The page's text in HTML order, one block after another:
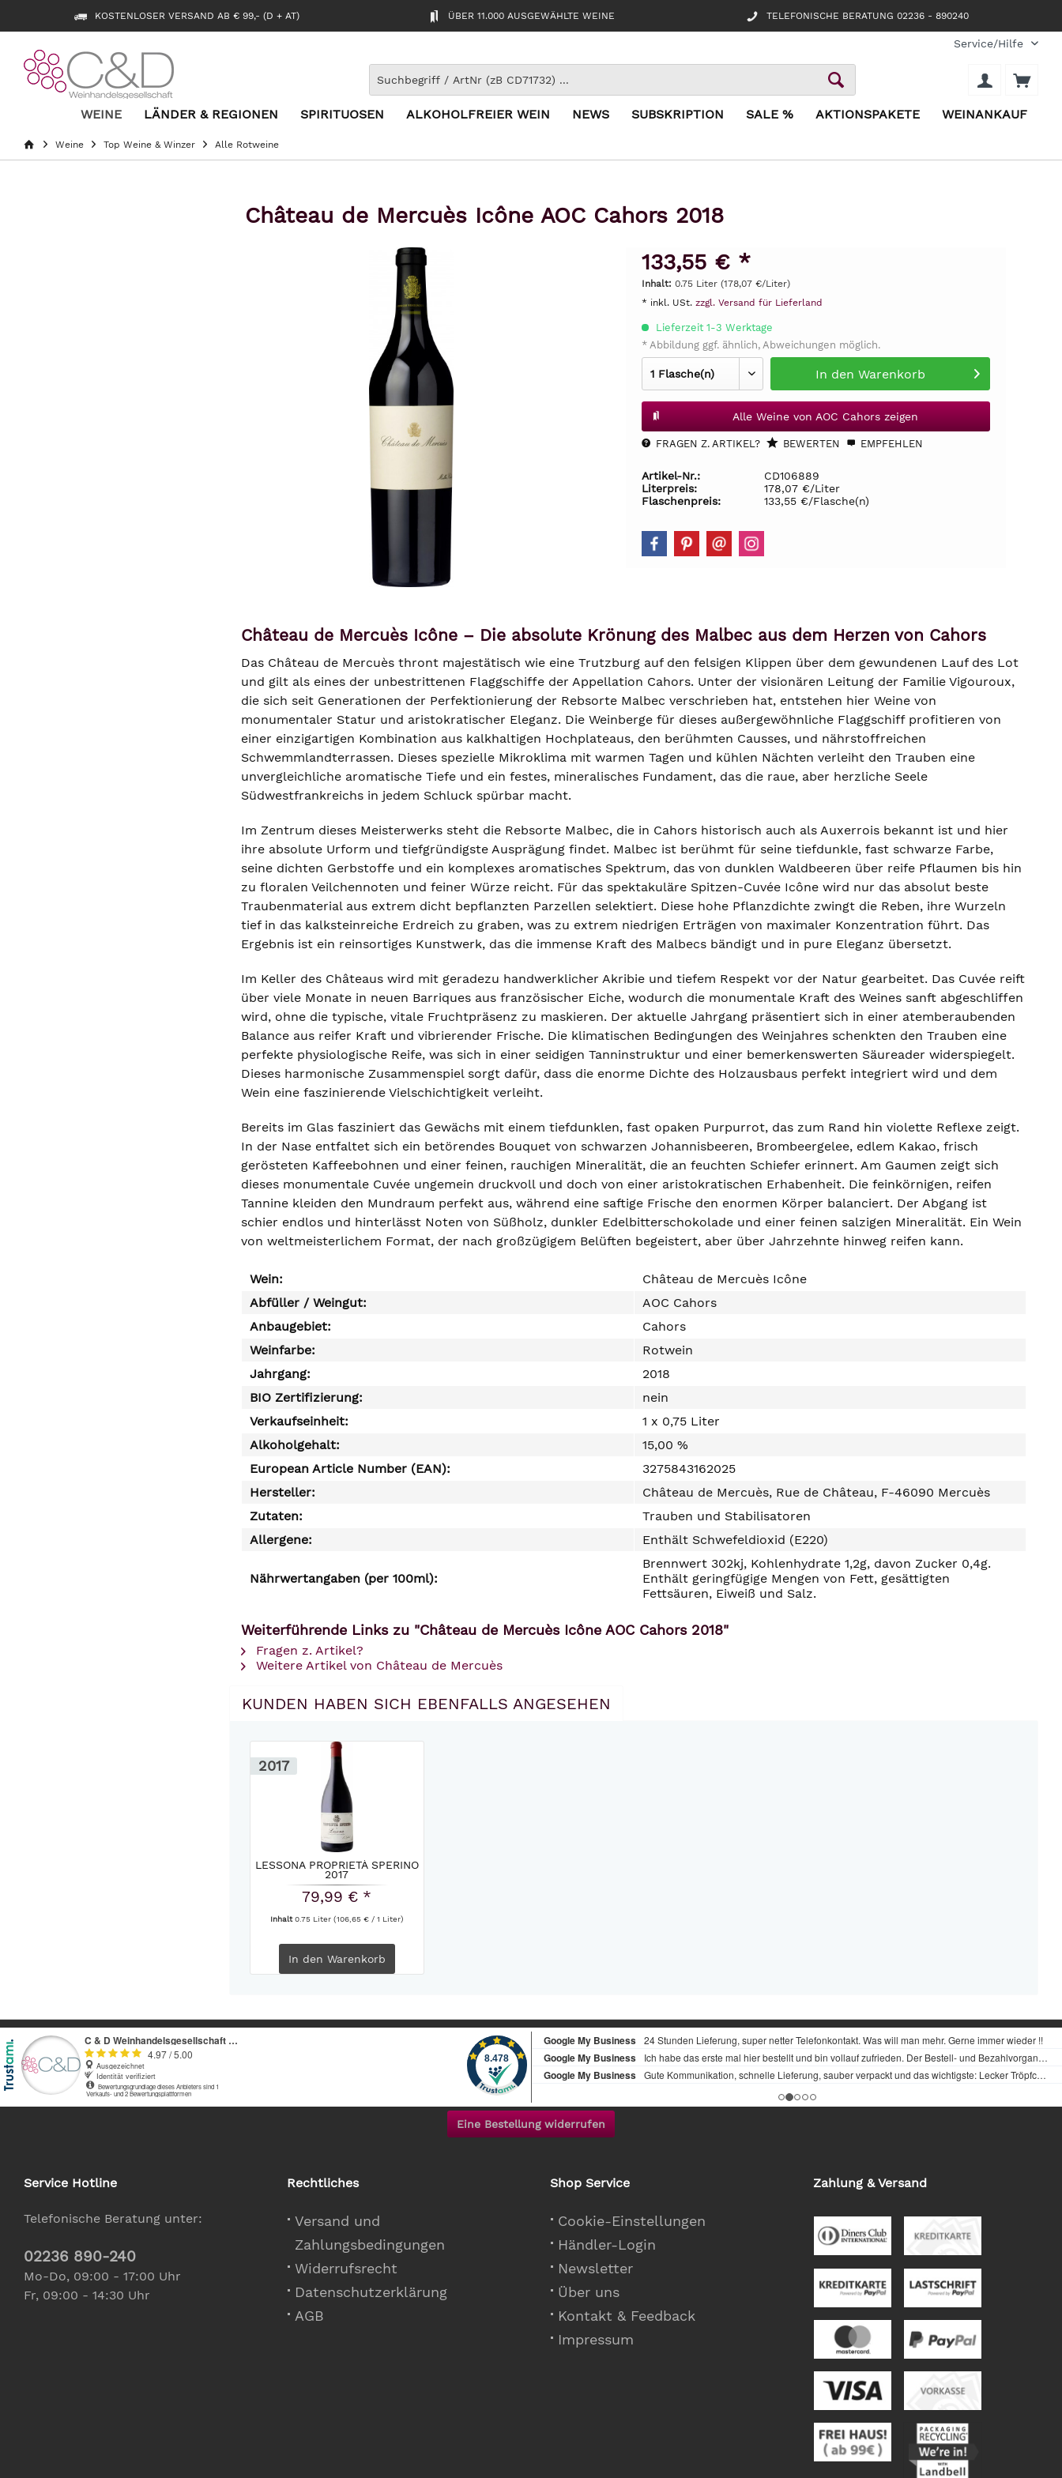
KOSTENLOSER VERSAND AB € 99,- (D + AT) ÜBER 11.000 AUSGEWÄHLTE WEINE TELEFONISCHE BERATUNG 02236 - 890240
Service/Hilfe
WEINE LÄNDER & REGIONEN SPIRITUOSEN ALKOHOLFREIER WEIN NEWS SUBSKRIPTION SALE % AKTIONSPAKETE WEINANKAUF
Weine Top Weine & Winzer Alle Rotweine
Château de Mercuès Icône AOC Cahors 2018
133,55 € *
Inhalt: 0.75 Liter (178,07 €/Liter)
* inkl. USt. zzgl. Versand für Lieferland
Lieferzeit 1-3 Werktage
* Abbildung ggf. ähnlich, Abweichungen möglich.
In den Warenkorb
Alle Weine von AOC Cahors zeigen
FRAGEN Z. ARTIKEL? BEWERTEN EMPFEHLEN
Artikel-Nr.:
CD106889
Literpreis:
178,07 €/Liter
Flaschenpreis:
133,55 €/Flasche(n)
Château de Mercuès Icône – Die absolute Krönung des Malbec aus dem Herzen von Cahors
Das Château de Mercuès thront majestätisch wie eine Trutzburg auf den felsigen Klippen über dem gewundenen Lauf des Lot
und gilt als eines der unbestrittenen Flaggschiffe der Appellation Cahors. Unter der visionären Leitung der Familie Vigouroux,
die sich seit Generationen der Perfektionierung der Rebsorte Malbec verschrieben hat, entstehen hier Weine von
monumentaler Statur und aristokratischer Eleganz. Die Weinberge für dieses außergewöhnliche Flaggschiff profitieren von
einer einzigartigen Kombination aus kalkhaltigen Hochplateaus, den berühmten Causses, und nährstoffreichen
Schwemmlandterrassen. Dieses spezielle Mikroklima mit warmen Tagen und kühlen Nächten verleiht den Trauben eine
unvergleichliche aromatische Tiefe und ein festes, mineralisches Fundament, das die raue, aber herzliche Seele
Südwestfrankreichs in jedem Schluck spürbar macht.
Im Zentrum dieses Meisterwerks steht die Rebsorte Malbec, die in Cahors historisch auch als Auxerrois bekannt ist und hier
ihre absolute Urform und tiefgründigste Ausprägung findet. Malbec ist berühmt für seine tiefdunkle, fast schwarze Farbe,
seine dichten Gerbstoffe und ein komplexes aromatisches Spektrum, das von dunklen Waldbeeren über reife Pflaumen bis hin
zu floralen Veilchennoten und feiner Würze reicht. Für das spektakuläre Spitzen-Cuvée Icône wird nur das absolut beste
Traubenmaterial aus extrem dicht bepflanzten Parzellen selektiert. Diese hohe Pflanzdichte zwingt die Reben, ihre Wurzeln
tief in das kalksteinreiche Erdreich zu graben, was zu extrem niedrigen Erträgen von maximaler Konzentration führt. Das
Ergebnis ist ein reinsortiges Kunstwerk, das die immense Kraft des Malbecs bändigt und in pure Eleganz übersetzt.
Im Keller des Châteaus wird mit geradezu handwerklicher Akribie und tiefem Respekt vor der Natur gearbeitet. Das Cuvée reift
über viele Monate in neuen Barriques aus französischer Eiche, wodurch die monumentale Kraft des Weines sanft abgeschliffen
wird, ohne die typische, vitale Fruchtpräsenz zu maskieren. Der aktuelle Jahrgang präsentiert sich in einer atemberaubenden
Balance aus reifer Kraft und vibrierender Frische. Die klimatischen Bedingungen des Weinjahres schenkten den Trauben eine
perfekte physiologische Reife, was sich in einer seidigen Tanninstruktur und einer bemerkenswerten Säureader widerspiegelt.
Dieses harmonische Zusammenspiel sorgt dafür, dass die enorme Dichte des Holzausbaus perfekt integriert wird und dem
Wein eine faszinierende Vielschichtigkeit verleiht.
Bereits im Glas fasziniert das Gewächs mit einem tiefdunklen, fast opaken Purpurrot, das zum Rand hin violette Reflexe zeigt.
In der Nase entfaltet sich ein betörendes Bouquet von schwarzen Johannisbeeren, Brombeergelee, edlem Kakao, frisch
gerösteten Kaffeebohnen und einer feinen, rauchigen Mineralität, die an feuchten Schiefer erinnert. Am Gaumen zeigt sich
dieses monumentale Cuvée ungemein druckvoll und doch von einer aristokratischen Erhabenheit. Die feinkörnigen, reifen
Tannine kleiden den Mundraum perfekt aus, während eine saftige Frische den enormen Körper balanciert. Der Abgang ist
schier endlos und hinterlässt Noten von Süßholz, dunkler Edelbitterschokolade und einer feinen salzigen Mineralität. Ein Wein
von weltmeisterlichem Format, der nach großzügigem Belüften begeistert, aber über Jahrzehnte hinweg reifen kann.
Wein:
Château de Mercuès Icône
Abfüller / Weingut:
AOC Cahors
Anbaugebiet:
Cahors
Weinfarbe:
Rotwein
Jahrgang:
2018
BIO Zertifizierung:
nein
Verkaufseinheit:
1 x 0,75 Liter
Alkoholgehalt:
15,00 %
European Article Number (EAN):
3275843162025
Hersteller:
Château de Mercuès, Rue de Château, F-46090 Mercuès
Zutaten:
Trauben und Stabilisatoren
Allergene:
Enthält Schwefeldioxid (E220)
Nährwertangaben (per 100ml):
Brennwert 302kj, Kohlenhydrate 1,2g, davon Zucker 0,4g.
Enthält geringfügige Mengen von Fett, gesättigten
Fettsäuren, Eiweiß und Salz.
Weiterführende Links zu "Château de Mercuès Icône AOC Cahors 2018"
Fragen z. Artikel?
Weitere Artikel von Château de Mercuès
KUNDEN HABEN SICH EBENFALLS ANGESEHEN
2017
LESSONA PROPRIETÀ SPERINO
2017
79,99 € *
Inhalt0.75 Liter (106,65 € / 1 Liter)
In den Warenkorb
Eine Bestellung widerrufen
Service Hotline
Telefonische Beratung unter:
02236 890-240
Mo-Do, 09:00 - 17:00 Uhr
Fr, 09:00 - 14:30 Uhr
Rechtliches
Versand und
Zahlungsbedingungen
Widerrufsrecht
Datenschutzerklärung
AGB
Shop Service
Cookie-Einstellungen
Händler-Login
Newsletter
Über uns
Kontakt & Feedback
Impressum
Zahlung & Versand